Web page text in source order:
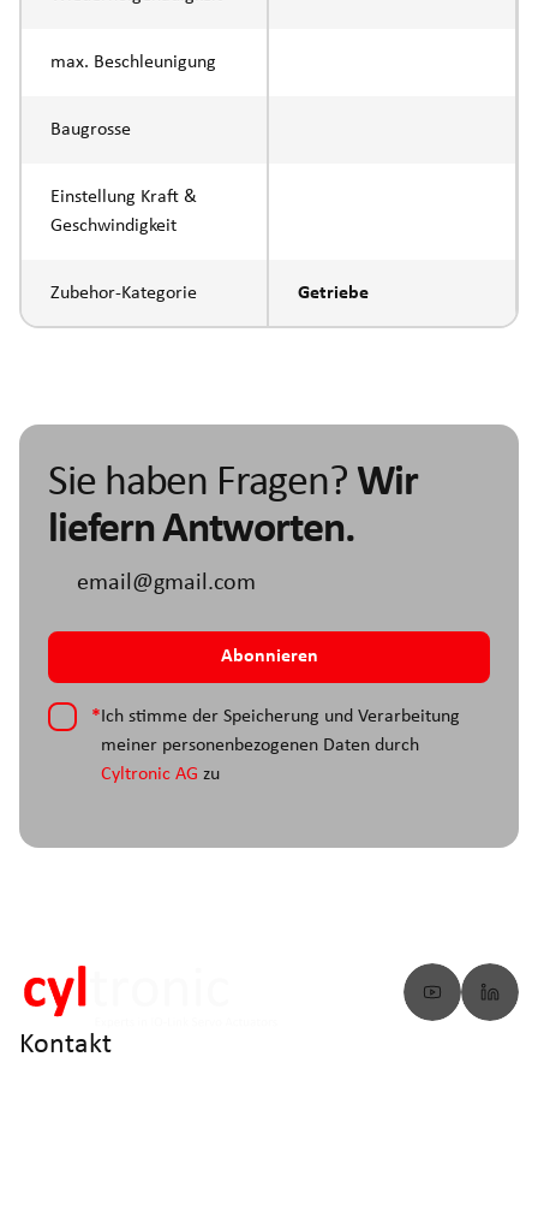
max. Beschleunigung
Baugrosse
Einstellung Kraft &
Geschwindigkeit
Zubehor-Kategorie Getriebe
Sie haben Fragen? Wir
liefern Antworten.
* Ich stimme der Speicherung und Verarbeitung
meiner personenbezogenen Daten durch
Cyltronic AG zu
Kontakt